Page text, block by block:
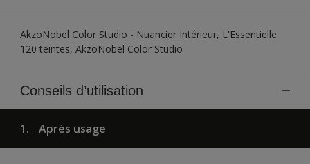
AkzoNobel Color Studio - Nuancier Intérieur, L'Essentielle
120 teintes, AkzoNobel Color Studio
Conseils d’utilisation
1. Après usage